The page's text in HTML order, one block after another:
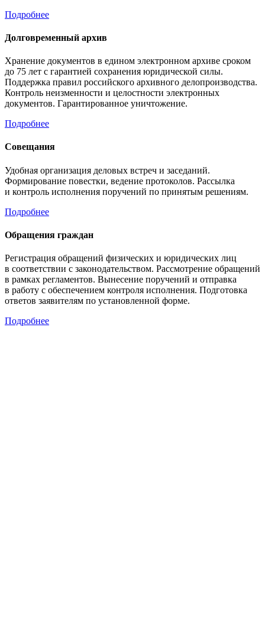
Подробнее
Долговременный архив
Хранение документов в едином электронном архиве сроком
до 75 лет с гарантией сохранения юридической силы.
Поддержка правил российского архивного делопроизводства.
Контроль неизменности и целостности электронных
документов. Гарантированное уничтожение.
Подробнее
Совещания
Удобная организация деловых встреч и заседаний.
Формирование повестки, ведение протоколов. Рассылка
и контроль исполнения поручений по принятым решениям.
Подробнее
Обращения граждан
Регистрация обращений физических и юридических лиц
в соответствии с законодательством. Рассмотрение обращений
в рамках регламентов. Вынесение поручений и отправка
в работу с обеспечением контроля исполнения. Подготовка
ответов заявителям по установленной форме.
Подробнее